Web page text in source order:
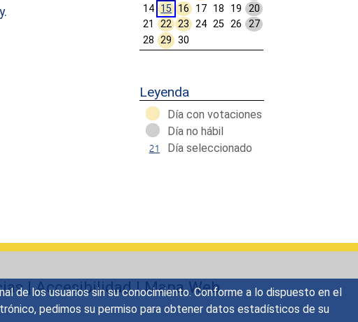
de los usuarios sin su conocimiento. Conforme a lo dispuesto en el
pedimos su permiso para obtener datos estadísticos de su
14 15 16 17 18 19
20
21
22 23 24 25 26
27
28
29 30
Leyenda
Día con votaciones
Día no hábil
Día seleccionado
|Accesibilidad|Mapa Web